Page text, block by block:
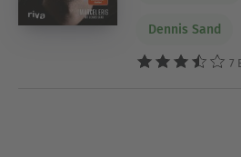
Dennis Sand
7